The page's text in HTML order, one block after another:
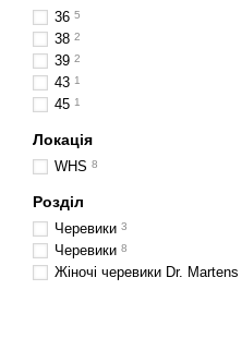
36 5
38 2
39 2
43 1
45 1
Локація
WHS 8
Розділ
Черевики 3
Черевики 8
Жіночі черевики Dr. Martens